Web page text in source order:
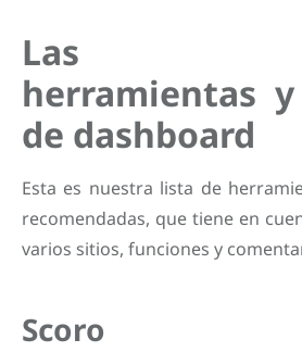
Las
herramientas
de dashboard
Esta es nuestra lista de
recomendadas, que tiene en
varios sitios, funciones y
Scoro